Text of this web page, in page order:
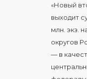
«Новый
выходит
млн. экз.
округов
— в